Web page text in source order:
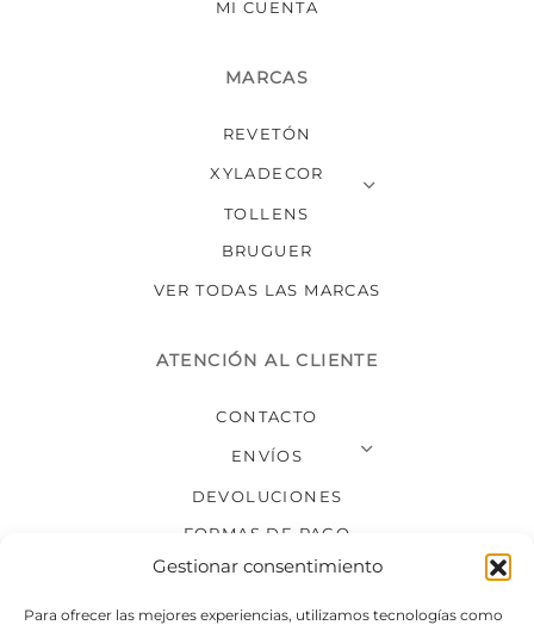
Gestionar consentimiento
Para ofrecer las mejores experiencias, utilizamos tecnologías como
MI CUENTA
MARCAS
REVETÓN
XYLADECOR
TOLLENS
BRUGUER
VER TODAS LAS MARCAS
ATENCIÓN AL CLIENTE
CONTACTO
ENVÍOS
DEVOLUCIONES
FORMAS DE PAGO
SÍGUENOS